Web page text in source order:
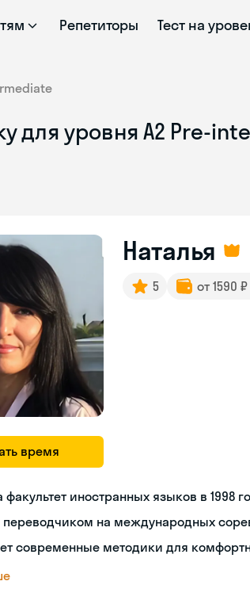
Репетиторы Тест на
для уровня A2 Pre-
время
Наталья
5 от 1590
факультет иностранных языков в 1998
переводчиком на международных
современные методики для